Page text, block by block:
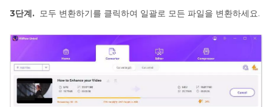
3단계. 모두 변환하기를 클릭하여 일괄로 모든 파일을 변환하세요.